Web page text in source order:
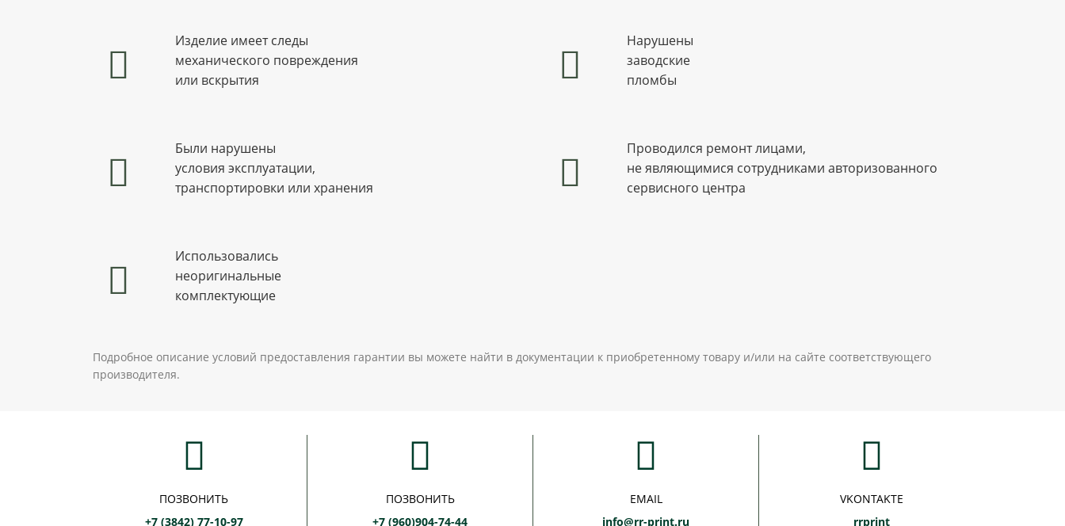
Изделие имеет следы
механического повреждения
или вскрытия
Нарушены
заводские
пломбы
Были нарушены
условия эксплуатации,
транспортировки или хранения
Проводился ремонт лицами,
не являющимися сотрудниками авторизованного
сервисного центра
Использовались
неоригинальные
комплектующие
Подробное описание условий предоставления гарантии вы можете найти в документации к приобретенному товару и/или на сайте соответствующего
производителя.
ПОЗВОНИТЬ
+7 (3842) 77-10-97
ПОЗВОНИТЬ
+7 (960)904-74-44
EMAIL
info@rr-print.ru
VKONTAKTE
rrprint